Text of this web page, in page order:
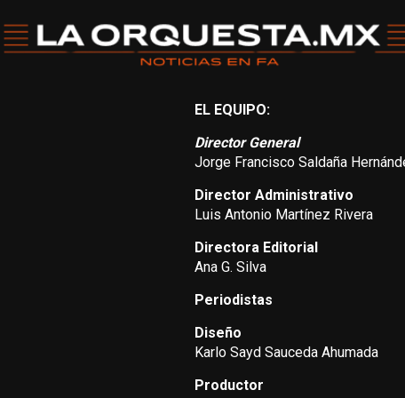
EL EQUIPO:
Director General
Jorge Francisco Saldaña
Director Administrativo
Luis Antonio Martínez Rivera
Directora Editorial
Ana G. Silva
Periodistas
Diseño
Karlo Sayd Sauceda Ahumada
Productor